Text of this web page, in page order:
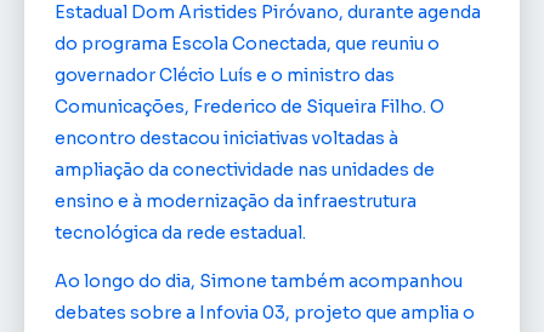
Estadual Dom Aristides Piróvano, durante agenda
do programa Escola Conectada, que reuniu o
governador Clécio Luís e o ministro das
Comunicações, Frederico de Siqueira Filho. O
encontro destacou iniciativas voltadas à
ampliação da conectividade nas unidades de
ensino e à modernização da infraestrutura
tecnológica da rede estadual.
Ao longo do dia, Simone também acompanhou
debates sobre a Infovia 03, projeto que amplia o